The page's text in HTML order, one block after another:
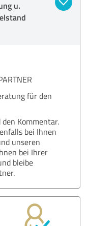
u.
für den
Kommentar.
bei Ihnen
unseren
bei Ihrer
bleibe